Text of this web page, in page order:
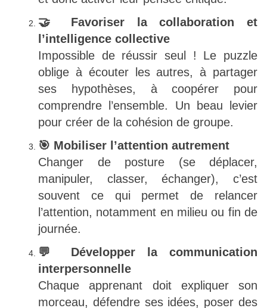
🤝 Favoriser la collaboration et
l’intelligence collective
Impossible de réussir seul ! Le puzzle
oblige à écouter les autres, à partager
ses hypothèses, à coopérer pour
comprendre l’ensemble. Un beau levier
pour créer de la cohésion de groupe.
🎯 Mobiliser l’attention autrement
Changer de posture (se déplacer,
manipuler, classer, échanger), c’est
souvent ce qui permet de relancer
l’attention, notamment en milieu ou fin de
journée.
💬 Développer la communication
interpersonnelle
Chaque apprenant doit expliquer son
morceau, défendre ses idées, poser des